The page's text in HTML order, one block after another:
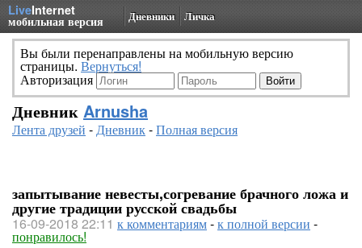
LiveInternet
мобильная версия Дневники Личка
Вы были перенаправлены на мобильную версию
страницы. Вернуться!
Авторизация
Дневник Arnusha
Лента друзей -Дневник-Полная версия
запытывание невесты,согревание брачного ложа и
другие традиции русской свадьбы
16-09-2018 22:11 к комментариям-к полной версии -
понравилось!